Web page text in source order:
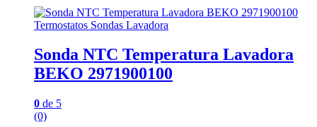
Termostatos Sondas Lavadora
Sonda NTC Temperatura Lavadora
BEKO 2971900100
0 de 5
(0)